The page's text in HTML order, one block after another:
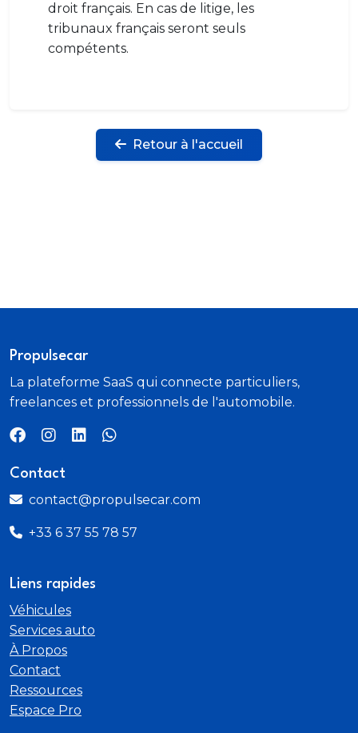
droit français. En cas de litige, les
tribunaux français seront seuls
compétents.
Retour à l'accueil
Propulsecar
La plateforme SaaS qui connecte particuliers,
freelances et professionnels de l'automobile.
Contact
contact@propulsecar.com
+33 6 37 55 78 57
Liens rapides
Véhicules
Services auto
À Propos
Contact
Ressources
Espace Pro